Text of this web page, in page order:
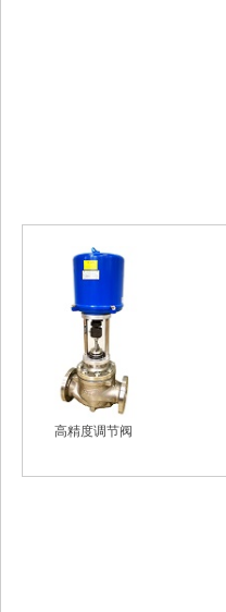
高精度调节阀